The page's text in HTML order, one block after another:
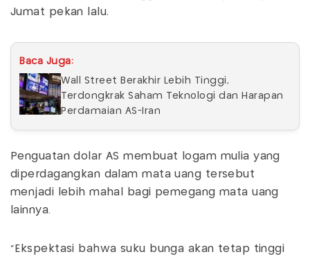
Jumat pekan lalu.
Baca Juga:
Wall Street Berakhir Lebih Tinggi,
Terdongkrak Saham Teknologi dan Harapan
Perdamaian AS-Iran
Penguatan dolar AS membuat logam mulia yang
diperdagangkan dalam mata uang tersebut
menjadi lebih mahal bagi pemegang mata uang
lainnya.
"Ekspektasi bahwa suku bunga akan tetap tinggi